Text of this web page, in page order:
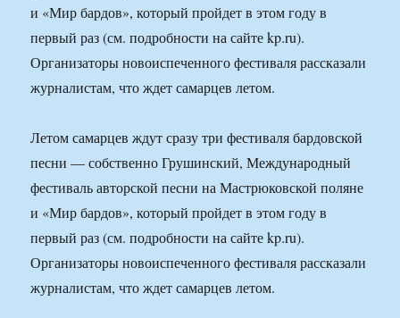
и «Мир бардов», который пройдет в этом году в
первый раз (см. подробности на сайте kp.ru).
Организаторы новоиспеченного фестиваля рассказали
журналистам, что ждет самарцев летом.
Летом самарцев ждут сразу три фестиваля бардовской
песни — собственно Грушинский, Международный
фестиваль авторской песни на Мастрюковской поляне
и «Мир бардов», который пройдет в этом году в
первый раз (см. подробности на сайте kp.ru).
Организаторы новоиспеченного фестиваля рассказали
журналистам, что ждет самарцев летом.